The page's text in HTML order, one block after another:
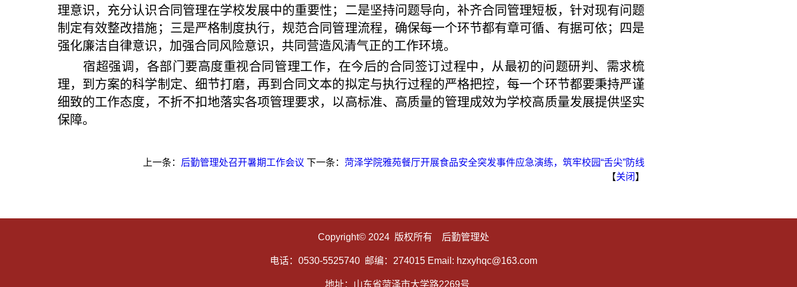
理意识，充分认识合同管理在学校发展中的重要性；二是坚持问题导向，补齐合同管理短板，针对现有问题
制定有效整改措施；三是严格制度执行，规范合同管理流程，确保每一个环节都有章可循、有据可依；四是
强化廉洁自律意识，加强合同风险意识，共同营造风清气正的工作环境。
宿超强调，各部门要高度重视合同管理工作，在今后的合同签订过程中，从最初的问题研判、需求梳
理，到方案的科学制定、细节打磨，再到合同文本的拟定与执行过程的严格把控，每一个环节都要秉持严谨
细致的工作态度，不折不扣地落实各项管理要求，以高标准、高质量的管理成效为学校高质量发展提供坚实
保障。
上一条： 后勤管理处召开暑期工作会议 下一条： 菏泽学院雅苑餐厅开展食品安全突发事件应急演练，筑牢校园“舌尖”防线
【关闭 】
Copyright© 2024 版权所有 后勤管理处
电话：0530-5525740 邮编：274015 Email: hzxyhqc@163.com
地址：山东省菏泽市大学路2269号